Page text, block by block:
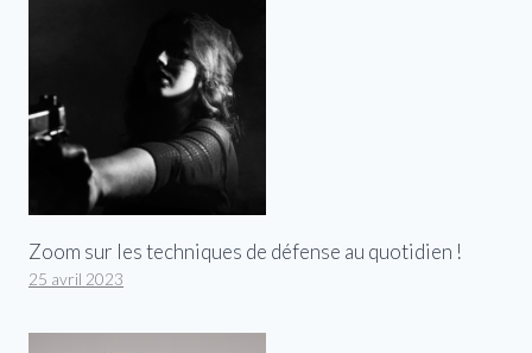
Zoom sur les techniques de défense au quotidien !
25 avril 2023